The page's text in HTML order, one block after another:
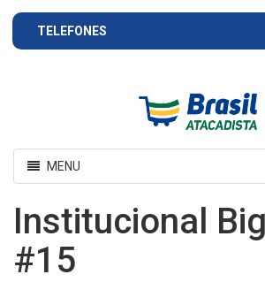
TELEFONES
Atacadista
Toggle
navigation
MENU
Institucional
#15